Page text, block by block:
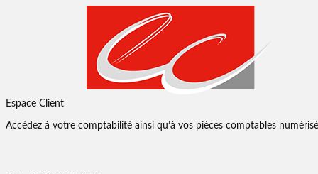
Espace Client
Accédez à votre comptabilité ainsi qu’à vos pièces comptables